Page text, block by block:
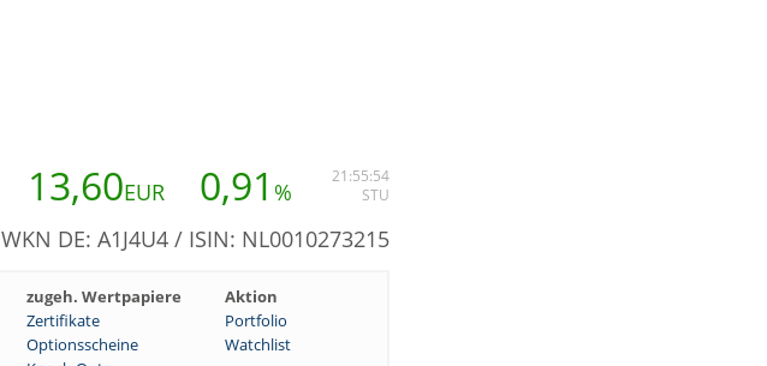
13,60EUR 0,91 %
21:55:54
STU
WKN DE: A1J4U4 / ISIN: NL0010273215
zugeh. Wertpapiere
Aktion
Zertifikate
Portfolio
Optionsscheine
Watchlist